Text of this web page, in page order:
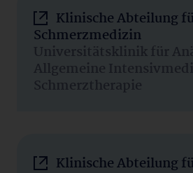
Klinische Abteilung
Schmerzmedizin
Universitätsklinik für
Allgemeine
Schmerztherapie
Klinische Abteilung